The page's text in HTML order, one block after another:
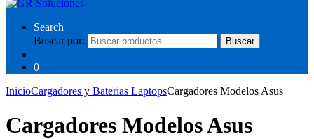
Search
Buscar por:
Buscar
0
InicioCargadores y Baterias LaptopsCargadores Modelos Asus
Cargadores Modelos Asus